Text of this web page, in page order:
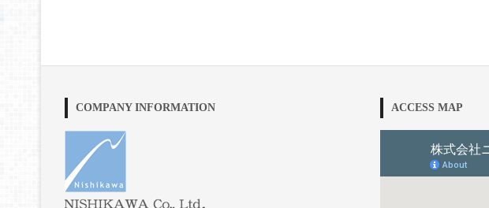
COMPANY INFORMATION ACCESS MAP